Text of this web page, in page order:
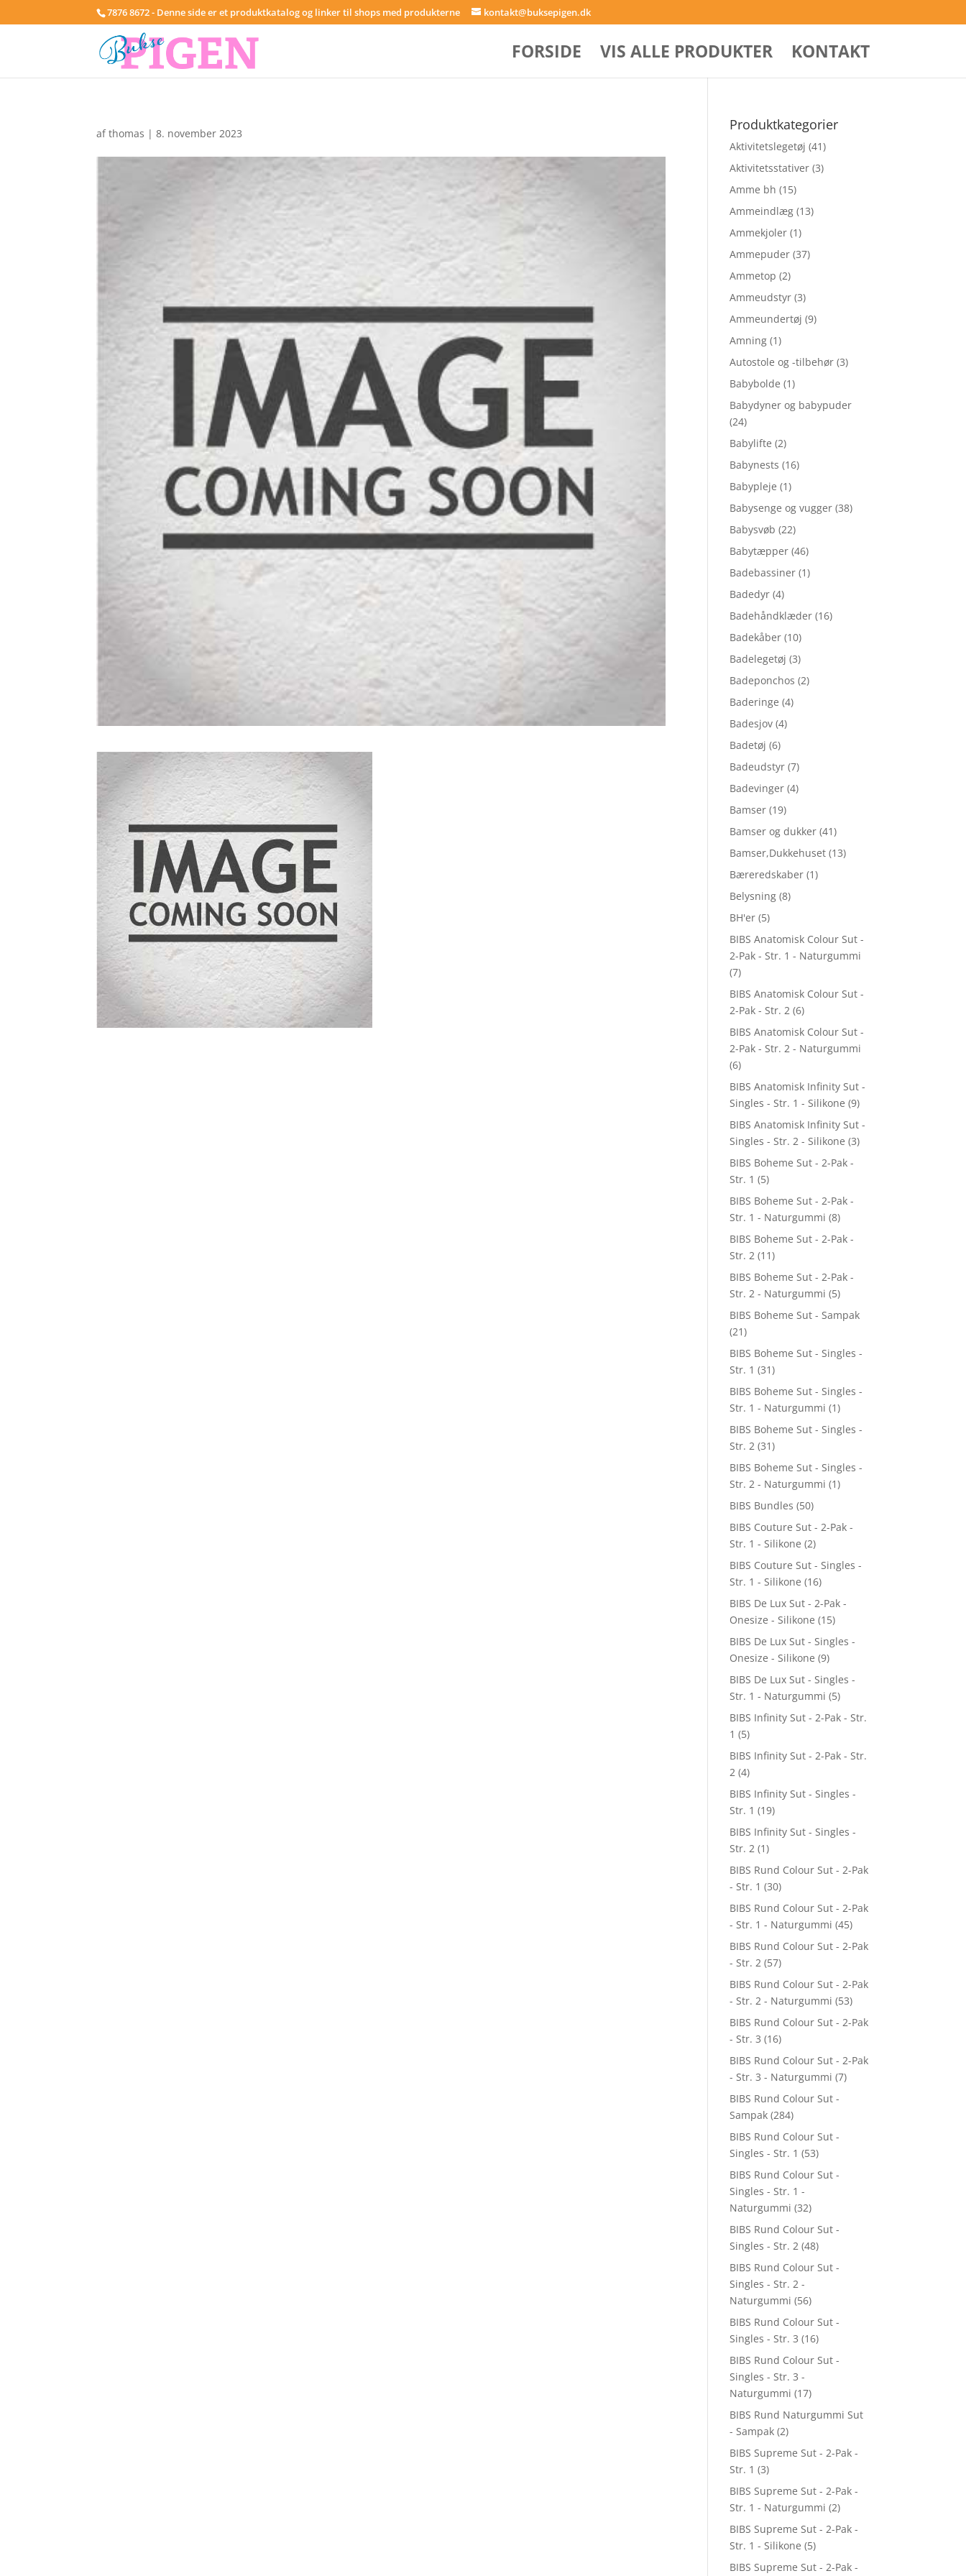
7876 8672 - Denne side er et produktkatalog og linker til shops med produkterne kontakt@buksepigen.dk
FORSIDE VIS ALLE PRODUKTER KONTAKT
afthomas |8. november 2023
Produktkategorier
Aktivitetslegetøj (41)
Aktivitetsstativer (3)
Amme bh (15)
Ammeindlæg (13)
Ammekjoler (1)
Ammepuder (37)
Ammetop (2)
Ammeudstyr (3)
Ammeundertøj (9)
Amning (1)
Autostole og -tilbehør (3)
Babybolde (1)
Babydyner og babypuder
(24)
Babylifte (2)
Babynests (16)
Babypleje (1)
Babysenge og vugger (38)
Babysvøb (22)
Babytæpper (46)
Badebassiner (1)
Badedyr (4)
Badehåndklæder (16)
Badekåber (10)
Badelegetøj (3)
Badeponchos (2)
Baderinge (4)
Badesjov (4)
Badetøj (6)
Badeudstyr (7)
Badevinger (4)
Bamser (19)
Bamser og dukker (41)
Bamser,Dukkehuset (13)
Bæreredskaber (1)
Belysning (8)
BH'er (5)
BIBS Anatomisk Colour Sut -
2-Pak - Str. 1 - Naturgummi
(7)
BIBS Anatomisk Colour Sut -
2-Pak - Str. 2 (6)
BIBS Anatomisk Colour Sut -
2-Pak - Str. 2 - Naturgummi
(6)
BIBS Anatomisk Infinity Sut -
Singles - Str. 1 - Silikone (9)
BIBS Anatomisk Infinity Sut -
Singles - Str. 2 - Silikone (3)
BIBS Boheme Sut - 2-Pak -
Str. 1 (5)
BIBS Boheme Sut - 2-Pak -
Str. 1 - Naturgummi (8)
BIBS Boheme Sut - 2-Pak -
Str. 2 (11)
BIBS Boheme Sut - 2-Pak -
Str. 2 - Naturgummi (5)
BIBS Boheme Sut - Sampak
(21)
BIBS Boheme Sut - Singles -
Str. 1 (31)
BIBS Boheme Sut - Singles -
Str. 1 - Naturgummi (1)
BIBS Boheme Sut - Singles -
Str. 2 (31)
BIBS Boheme Sut - Singles -
Str. 2 - Naturgummi (1)
BIBS Bundles (50)
BIBS Couture Sut - 2-Pak -
Str. 1 - Silikone (2)
BIBS Couture Sut - Singles -
Str. 1 - Silikone (16)
BIBS De Lux Sut - 2-Pak -
Onesize - Silikone (15)
BIBS De Lux Sut - Singles -
Onesize - Silikone (9)
BIBS De Lux Sut - Singles -
Str. 1 - Naturgummi (5)
BIBS Infinity Sut - 2-Pak - Str.
1 (5)
BIBS Infinity Sut - 2-Pak - Str.
2 (4)
BIBS Infinity Sut - Singles -
Str. 1 (19)
BIBS Infinity Sut - Singles -
Str. 2 (1)
BIBS Rund Colour Sut - 2-Pak
- Str. 1 (30)
BIBS Rund Colour Sut - 2-Pak
- Str. 1 - Naturgummi (45)
BIBS Rund Colour Sut - 2-Pak
- Str. 2 (57)
BIBS Rund Colour Sut - 2-Pak
- Str. 2 - Naturgummi (53)
BIBS Rund Colour Sut - 2-Pak
- Str. 3 (16)
BIBS Rund Colour Sut - 2-Pak
- Str. 3 - Naturgummi (7)
BIBS Rund Colour Sut -
Sampak (284)
BIBS Rund Colour Sut -
Singles - Str. 1 (53)
BIBS Rund Colour Sut -
Singles - Str. 1 -
Naturgummi (32)
BIBS Rund Colour Sut -
Singles - Str. 2 (48)
BIBS Rund Colour Sut -
Singles - Str. 2 -
Naturgummi (56)
BIBS Rund Colour Sut -
Singles - Str. 3 (16)
BIBS Rund Colour Sut -
Singles - Str. 3 -
Naturgummi (17)
BIBS Rund Naturgummi Sut
- Sampak (2)
BIBS Supreme Sut - 2-Pak -
Str. 1 (3)
BIBS Supreme Sut - 2-Pak -
Str. 1 - Naturgummi (2)
BIBS Supreme Sut - 2-Pak -
Str. 1 - Silikone (5)
BIBS Supreme Sut - 2-Pak -